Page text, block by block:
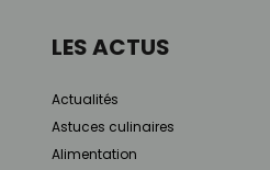
LES ACTUS
Actualités
Astuces culinaires
Alimentation